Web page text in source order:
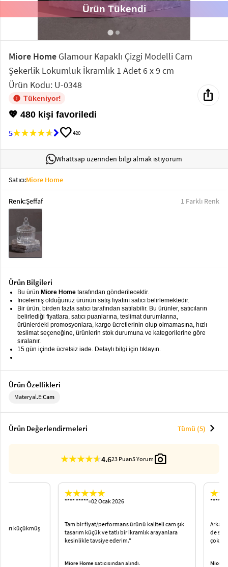
Tunik
Sweatshirt
Ev
Giyimkeyboard_arrow_down
Takımlarkeyboard_arrow_down
Elbise
Alt
Giyim keyboard_arrow_down
Dış
Giyimkeyboard_arrow_down
Tesettür
Giyim
keyboard_arrow_down
keyboard_arrow_down
keyboard_arrow_down
Ürün Tükendi
Miore Home Glamour Kapaklı Çizgi Modelli Cam
Şekerlik Lokumluk İkramlık 1 Adet 6 x 9 cm
Ürün Kodu: U-0348
Tükeniyor!
💖 480 kişi favoriledi
5
favorite480
ios_share
Whattsap üzerinden bilgi almak istiyorum
Satıcı:Miore Home
Renk:Şeffaf 1 Farklı Renk
Ürün Bilgileri
Bu ürün Miore Home tarafından gönderilecektir.
İncelemiş olduğunuz ürünün satış fiyatını satıcı belirlemektedir.
Bir ürün, birden fazla satıcı tarafından satılabilir. Bu ürünler, satıcıların
belirlediği fiyatlara, satıcı puanlarına, teslimat durumlarına,
ürünlerdeki promosyonlara, kargo ücretlerinin olup olmamasına, hızlı
teslimat seçeneğine, ürünlerin stok durumuna ve kategorilerine göre
sıralanır.
15 gün içinde ücretsiz iade. Detaylı bilgi için tıklayın.
Ürün Özellikleri
Materyal.E:Cam
Ürün Değerlendirmeleri Tümü (5) chevron_right
4.623 Puan5 Yorum photo_camera
küçükmüş
**** ***** 02 Ocak 2026
Tam bir fiyat/performans ürünü kaliteli cam şık
tasarım küçük ve tatlı bir ikramlık arayanlara
kesinlikle tavsiye ederim."
Miore Homesatıcısından alındı.
*********
de sipariş
çok güzeş
Miore Home